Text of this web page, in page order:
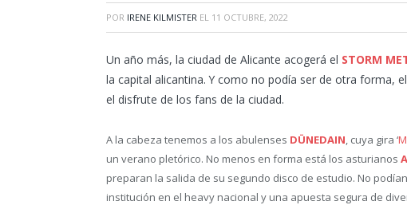
POR IRENE KILMISTER EL 11 OCTUBRE, 2022
Un año más, la ciudad de Alicante acogerá el STORM
la capital alicantina. Y como no podía ser de otra forma,
el disfrute de los fans de la ciudad.
A la cabeza tenemos a los abulenses DÜNEDAIN, cuya gira ‘
un verano pletórico. No menos en forma está los asturianos
preparan la salida de su segundo disco de estudio. No
institución en el heavy nacional y una apuesta segura de